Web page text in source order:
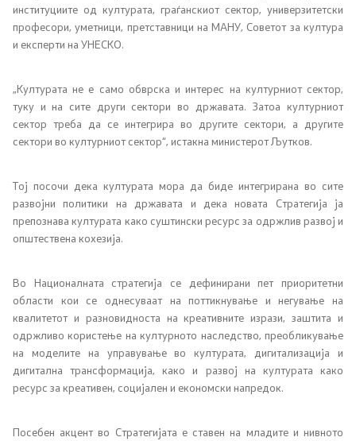
Соопштенија
Фотогалерија
Новости
Интервјуа
Конкурси
Други конкурси
Обрасци
Јавни огласи
институциите од културата, граѓанскиот сектор, универзитетски
професори, уметници, претставници на МАНУ, Советот за култура
и експерти на УНЕСКО.
„Културата не е само обврска и интерес на културниот сектор,
туку и на сите други сектори во државата. Затоа културниот
сектор треба да се интегрира во другите сектори, а другите
сектори во културниот сектор“, истакна министерот Љутков.
Тој посочи дека културата мора да биде интегрирана во сите
развојни политики на државата и дека новата Стратегија ја
препознава културата како суштински ресурс за одржлив развој и
општествена кохезија.
Во Националната стратегија се дефинирани пет приоритетни
области кои се однесуваат на поттикнување и негување на
квалитетот и разновидноста на креативните изрази, заштита и
одржливо користење на културното наследство, преобликување
на моделите на управување во културата, дигитализација и
дигитална трансформација, како и развој на културата како
ресурс за креативен, социјален и економски напредок.
Посебен акцент во Стратегијата е ставен на младите и нивното